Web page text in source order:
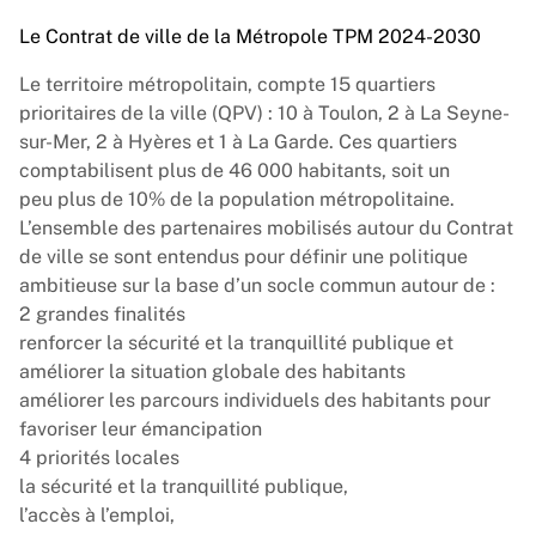
en allant vers les plus éloignés du Service Public
seniors, pour les informer sur les dispositifs
existants.
Le Contrat de ville de la Métropole TPM 2024-2030
Le territoire métropolitain, compte 15 quartiers
prioritaires de la ville (QPV) : 10 à Toulon, 2 à La Seyne-
sur-Mer, 2 à Hyères et 1 à La Garde. Ces quartiers
comptabilisent plus de 46 000 habitants, soit un
peu plus de 10% de la population métropolitaine.
L’ensemble des partenaires mobilisés autour du Contrat
de ville se sont entendus pour définir une politique
ambitieuse sur la base d’un socle commun autour de :
2 grandes finalités
renforcer la sécurité et la tranquillité publique et
améliorer la situation globale des habitants
améliorer les parcours individuels des habitants pour
favoriser leur émancipation
4 priorités locales
la sécurité et la tranquillité publique,
l’accès à l’emploi,